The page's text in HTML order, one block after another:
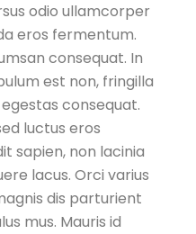
odio ullamcorper
eros fermentum.
consequat. In
est non, fringilla
consequat.
luctus eros
sapien, non lacinia
lacus. Orci varius
dis parturient
mus. Mauris id